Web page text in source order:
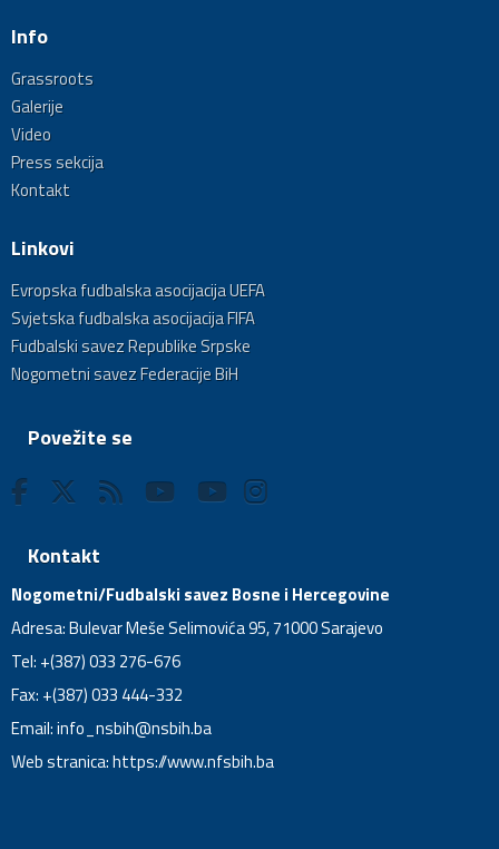
Info
Grassroots
Galerije
Video
Press sekcija
Kontakt
Linkovi
Evropska fudbalska asocijacija UEFA
Svjetska fudbalska asocijacija FIFA
Fudbalski savez Republike Srpske
Nogometni savez Federacije BiH
Povežite se
Kontakt
Nogometni/Fudbalski savez Bosne i Hercegovine
Adresa: Bulevar Meše Selimovića 95, 71000 Sarajevo
Tel: +(387) 033 276-676
Fax: +(387) 033 444-332
Email:info_nsbih@nsbih.ba
Web stranica: https://www.nfsbih.ba